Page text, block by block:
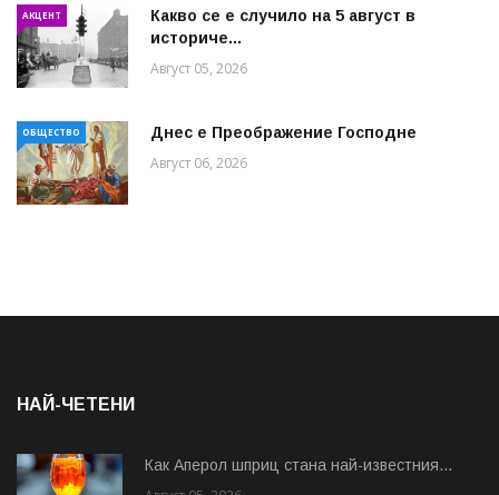
АКЦЕНТ
Какво се е случило на 5 август в
историче...
Август 05, 2026
ОБЩЕСТВО Днес е Преображение Господне
Август 06, 2026
НАЙ-ЧЕТЕНИ
Как Аперол шприц стана най-известния...